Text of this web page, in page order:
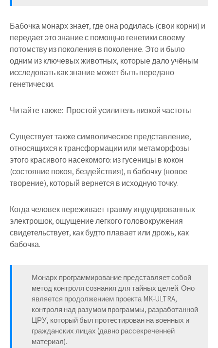
Бабочка монарх знает, где она родилась (свои корни) и
передает это знание с помощью генетики своему
потомству из поколения в поколение. Это и было
одним из ключевых животных, которые дало учёным
исследовать как знание может быть передано
генетически.
Читайте также: Простой усилитель низкой частоты
Существует также символическое представление,
относящихся к трансформации или метаморфозы
этого красивого насекомого: из гусеницы в кокон
(состояние покоя, бездействия), в бабочку (новое
творение), который вернется в исходную точку.
Когда человек переживает травму индуцированных
электрошок, ощущение легкого головокружения
свидетельствует, как будто плавает или дрожь, как
бабочка.
Монарх программирование представляет собой
метод контроля сознания для тайных целей. Оно
является продолжением проекта MK-ULTRA,
контроля над разумом программы, разработанной
ЦРУ, который был протестирован на военных и
гражданских лицах (давно рассекреченней
материал).